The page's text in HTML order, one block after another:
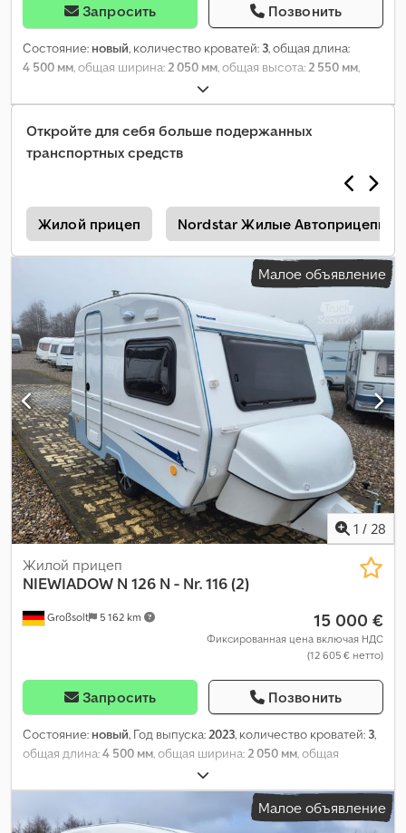
Запросить Позвонить
Состояние: новый, количество кроватей: 3, общая длина:
4 500 мм, общая ширина:2 050 мм, общая высота:2 550 мм,
, общий вес:
отопитель стояночный,
Откройте для себя больше подержанных
транспортных средств
Жилой прицеп Nordstar Жилые Автоприцепы/
Малое объявление
1 / 28
Großsolt 5 162 km
Жилой прицеп
NIEWIADOW N 126 N - Nr. 116 (2)
15 000 €
Фиксированная цена включая НДС
(12 605 € нетто)
Запросить Позвонить
Состояние: новый, Год выпуска:2023, количество кроватей: 3,
общая длина:4 500 мм, общая ширина:2 050 мм, общая
, конфигурация осей:
Оборудование:отопитель стояночный,
Малое объявление